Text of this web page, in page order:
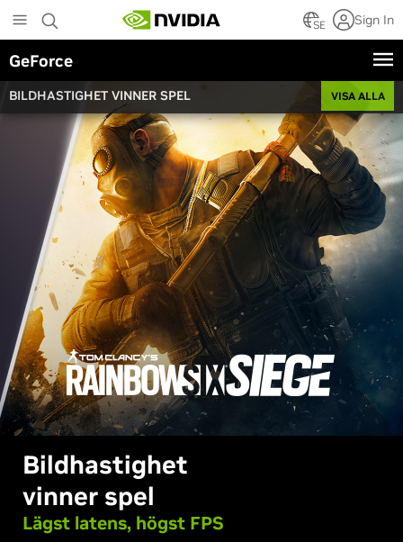
to
main
content
SE Sign In
GeForce
BILDHASTIGHET VINNER SPEL VISA ALLA
Bildhastighet
vinner spel
Lägst latens, högst FPS